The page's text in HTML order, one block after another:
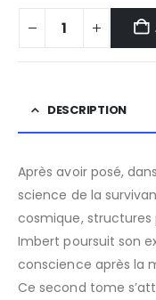
DESCRIPTION
Après avoir posé,
science de la
cosmique, structures
Imbert poursuit son
conscience après la
Ce second tome